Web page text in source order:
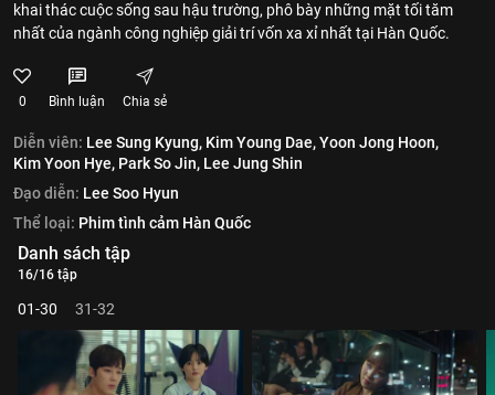
khai thác cuộc sống sau hậu trường, phô bày những mặt tối tăm
nhất của ngành công nghiệp giải trí vốn xa xỉ nhất tại Hàn Quốc.
0 Bình luận Chia sẻ
Diễn viên: Lee Sung Kyung, Kim Young Dae,Yoon Jong Hoon,
Kim Yoon Hye, Park So Jin, Lee Jung Shin
Đạo diễn: Lee Soo Hyun
Thể loại: Phim tình cảm Hàn Quốc
Danh sách tập
16/16 tập
01-30 31-32